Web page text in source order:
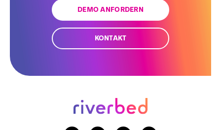
DEMO ANFORDERN
KONTAKT